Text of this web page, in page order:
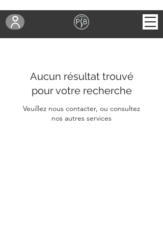
Aucun résultat trouvé
pour votre recherche
Veuillez nous contacter, ou consultez
nos autres services